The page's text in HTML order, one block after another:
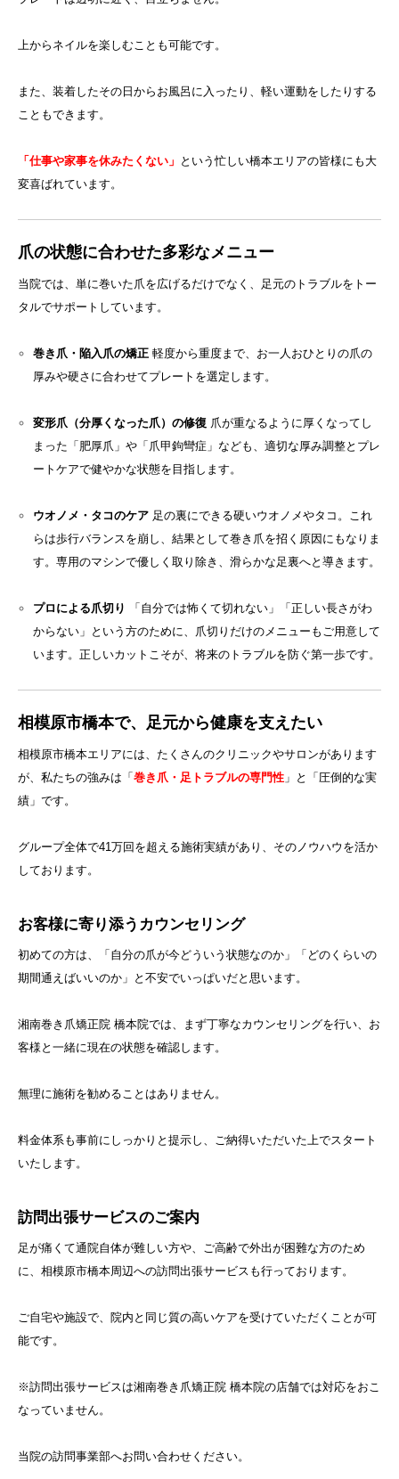
上からネイルを楽しむことも可能です。
また、装着したその日からお風呂に入ったり、軽い運動をしたりする
こともできます。
「仕事や家事を休みたくない」 という忙しい橋本エリアの皆様にも大
変喜ばれています。
爪の状態に合わせた多彩なメニュー
当院では、単に巻いた爪を広げるだけでなく、足元のトラブルをトー
タルでサポートしています。
巻き爪・陥入爪の矯正軽度から重度まで、お一人おひとりの爪の
厚みや硬さに合わせてプレートを選定します。
変形爪（分厚くなった爪）の修復爪が重なるように厚くなってし
まった「肥厚爪」や「爪甲鉤彎症」なども、適切な厚み調整とプレ
ートケアで健やかな状態を目指します。
ウオノメ・タコのケア足の裏にできる硬いウオノメやタコ。これ
らは歩行バランスを崩し、結果として巻き爪を招く原因にもなりま
す。専用のマシンで優しく取り除き、滑らかな足裏へと導きます。
プロによる爪切り
「自分では怖くて切れない」「正しい長さがわ
からない」という方のために、爪切りだけのメニューもご用意して
います。正しいカットこそが、将来のトラブルを防ぐ第一歩です。
相模原市橋本で、足元から健康を支えたい
相模原市橋本エリアには、たくさんのクリニックやサロンがあります
が、私たちの強みは「 巻き爪・足トラブルの専門性 」と「圧倒的な実
績」です。
グループ全体で41万回を超える施術実績があり、そのノウハウを活か
しております。
お客様に寄り添うカウンセリング
初めての方は、「自分の爪が今どういう状態なのか」「どのくらいの
期間通えばいいのか」と不安でいっぱいだと思います。
湘南巻き爪矯正院 橋本院では、まず丁寧なカウンセリングを行い、お
客様と一緒に現在の状態を確認します。
無理に施術を勧めることはありません。
料金体系も事前にしっかりと提示し、ご納得いただいた上でスタート
いたします。
訪問出張サービスのご案内
足が痛くて通院自体が難しい方や、ご高齢で外出が困難な方のため
に、相模原市橋本周辺への訪問出張サービスも行っております。
ご自宅や施設で、院内と同じ質の高いケアを受けていただくことが可
能です。
※訪問出張サービスは湘南巻き爪矯正院 橋本院の店舗では対応をおこ
なっていません。
当院の訪問事業部へお問い合わせください。